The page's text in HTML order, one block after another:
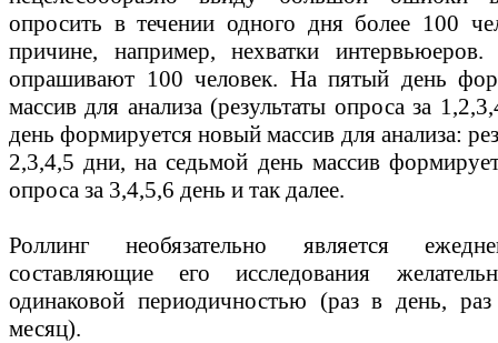
опросить в течении одного дня более 100
причине, например, нехватки
опрашивают 100 человек. На пятый день
массив для анализа (результаты опроса за
день формируется новый массив для анализа:
2,3,4,5 дни, на седьмой день массив
опроса за 3,4,5,6 день и так далее.
Роллинг необязательно является
составляющие его исследования
одинаковой периодичностью (раз в день,
месяц).